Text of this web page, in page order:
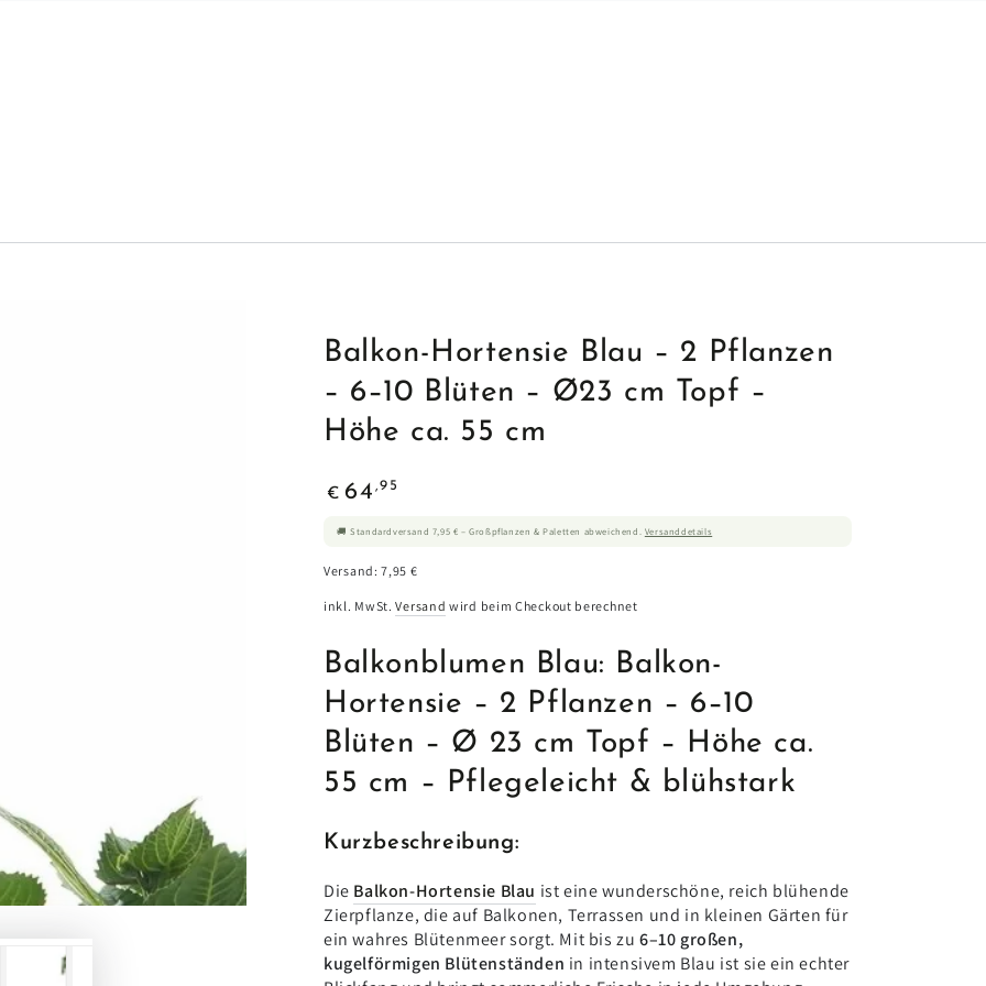
Balkon-Hortensie Blau – 2 Pflanzen
– 6–10 Blüten – Ø23 cm Topf –
Höhe ca. 55 cm
Regulärer
€ 64 ,95
🚚 Standardversand 7,95 € – Großpflanzen & Paletten abweichend. Versanddetails
Versand: 7,95 €
inkl. MwSt.Versand wird beim Checkout berechnet
Balkonblumen Blau: Balkon-
Hortensie – 2 Pflanzen – 6–10
Blüten – Ø 23 cm Topf – Höhe ca.
55 cm – Pflegeleicht & blühstark
Kurzbeschreibung:
Die Balkon-Hortensie Blau ist eine wunderschöne, reich blühende
Zierpflanze, die auf Balkonen, Terrassen und in kleinen Gärten für
ein wahres Blütenmeer sorgt. Mit bis zu 6–10 großen,
kugelförmigen Blütenständen in intensivem Blau ist sie ein echter